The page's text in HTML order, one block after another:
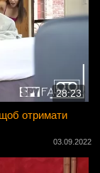
28:23
отримати
03.09.2022